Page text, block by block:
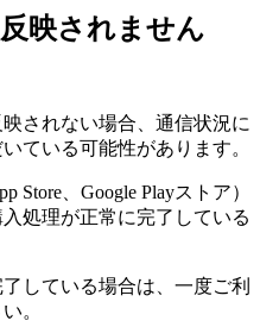
映されません
されない場合、通信状況に
ている可能性があります。
Store、Google Playストア）
処理が正常に完了している
している場合は、一度ご利
。